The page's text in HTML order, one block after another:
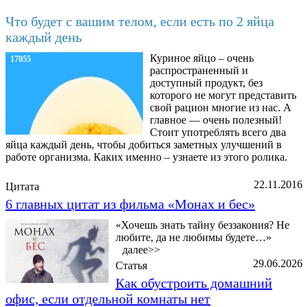
Что будет с вашим телом, если есть по 2 яйца
каждый день
17055
Куриное яйцо – очень
распространенный и
доступный продукт, без
которого не могут представить
свой рацион многие из нас. А
главное — очень полезный!
Стоит употреблять всего два
яйца каждый день, чтобы добиться заметных улучшений в
работе организма. Каких именно – узнаете из этого ролика.
22.11.2016
Цитата
6 главных цитат из фильма «Монах и бес»
«Хочешь знать тайну беззакония? Не
любите, да не любимы будете…»
далее>>
29.06.2026
Статья
Как обустроить домашний
офис, если отдельной комнаты нет